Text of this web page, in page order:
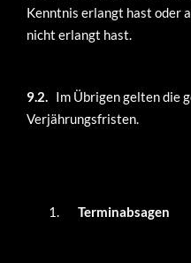
Kenntnis erlangt hast oder
nicht erlangt hast.
9.2. Im Übrigen gelten die
Verjährungsfristen.
Terminabsagen